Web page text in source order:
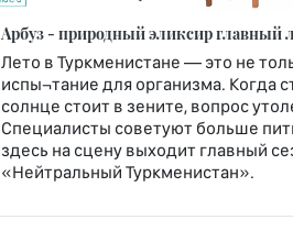
Арбуз - природный эликсир главный
Лето в Туркменистане — это не
испы¬тание для организма. Когда
солнце стоит в зените, вопрос
Специалисты советуют больше
здесь на сцену выходит главный
«Нейтральный Туркменистан».